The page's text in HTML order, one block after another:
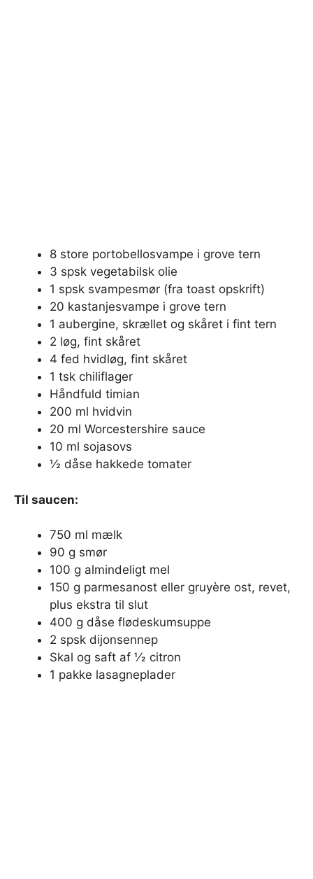
8 store portobellosvampe i grove tern
3 spsk vegetabilsk olie
1 spsk svampesmør (fra toast opskrift)
20 kastanjesvampe i grove tern
1 aubergine, skrællet og skåret i fint tern
2 løg, fint skåret
4 fed hvidløg, fint skåret
1 tsk chiliflager
Håndfuld timian
200 ml hvidvin
20 ml Worcestershire sauce
10 ml sojasovs
½ dåse hakkede tomater
Til saucen:
750 ml mælk
90 g smør
100 g almindeligt mel
150 g parmesanost eller gruyère ost, revet,
plus ekstra til slut
400 g dåse flødeskumsuppe
2 spsk dijonsennep
Skal og saft af 1⁄2 citron
1 pakke lasagneplader